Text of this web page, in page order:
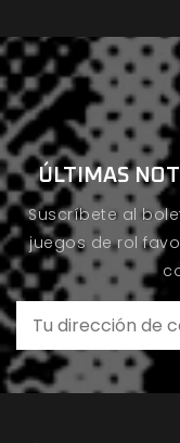
ÚLTIMAS
Suscríbete al
juegos de rol